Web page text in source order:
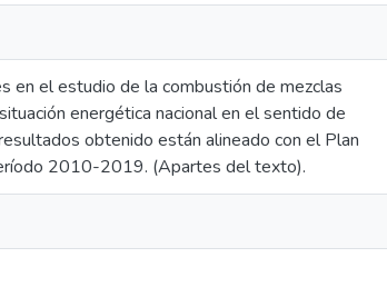
en el estudio de la combustión de mezclas
energética nacional en el sentido de
obtenido están alineado con el Plan
2010-2019. (Apartes del texto).